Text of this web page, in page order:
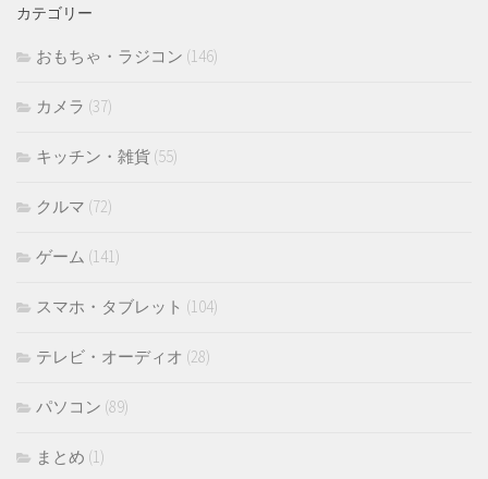
ブ
カテゴリー
おもちゃ・ラジコン (146)
カメラ (37)
キッチン・雑貨 (55)
クルマ (72)
ゲーム (141)
スマホ・タブレット (104)
テレビ・オーディオ (28)
パソコン (89)
まとめ (1)